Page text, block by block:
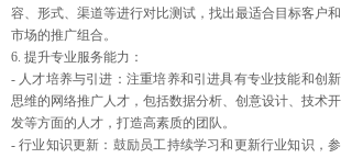
容、形式、渠道等进行对比测试，找出最适合目标客户和
市场的推广组合。
6. 提升专业服务能力：
- 人才培养与引进：注重培养和引进具有专业技能和创新
思维的网络推广人才，包括数据分析、创意设计、技术开
发等方面的人才，打造高素质的团队。
- 行业知识更新：鼓励员工持续学习和更新行业知识，参